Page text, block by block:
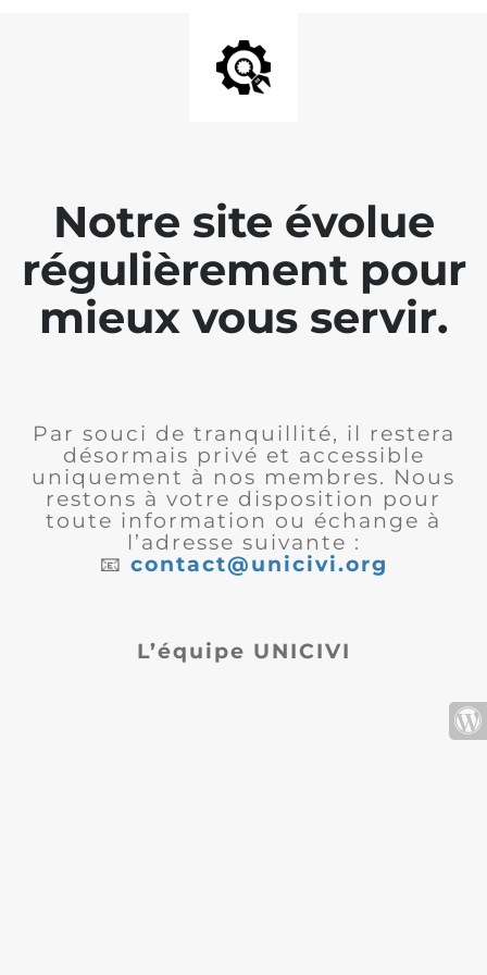
Notre site évolue
régulièrement pour
mieux vous servir.
Par souci de tranquillité, il restera
désormais privé et accessible
uniquement à nos membres. Nous
restons à votre disposition pour
toute information ou échange à
l’adresse suivante :
📧 contact@unicivi.org
L’équipe UNICIVI